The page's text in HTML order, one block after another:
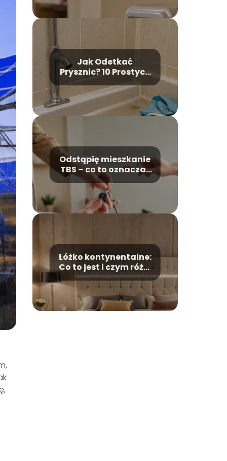
Jak Odetkać
Prysznic? 10 Prostych
i Skutecznych Porad
Krok Po Kroku
Odstąpię mieszkanie
TBS – co to oznacza i
na co zwrócić
uwagę?
Łóżko kontynentalne:
Co to jest i czym różni
się od tradycyjnego?